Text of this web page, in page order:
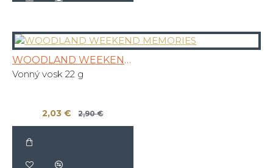
WOODLAND WEEKEND MEMORIES
Vonný vosk 22 g
2,03 € 2,90 €